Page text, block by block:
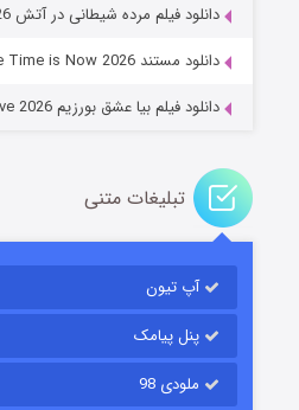
باب اسفنجی
قسمت6 (زیرنویس)
دانلود فیلم مرده شیطانی در آتش Evil Dead Burn 2026
دانلود مستند Bukayo Saka: The Time is Now 2026
دانلود فیلم بیا عشق بورزیم Let’s Love 2026
تبلیغات متنی
آپ تیون
پنل پیامک
ملودی 98